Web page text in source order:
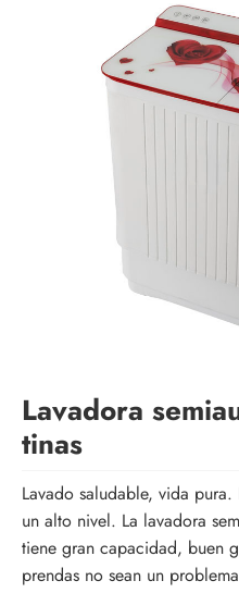
Lavadora
tinas
Lavado saludable, vida
un alto nivel. La lavadora
tiene gran capacidad, buen
prendas no sean un